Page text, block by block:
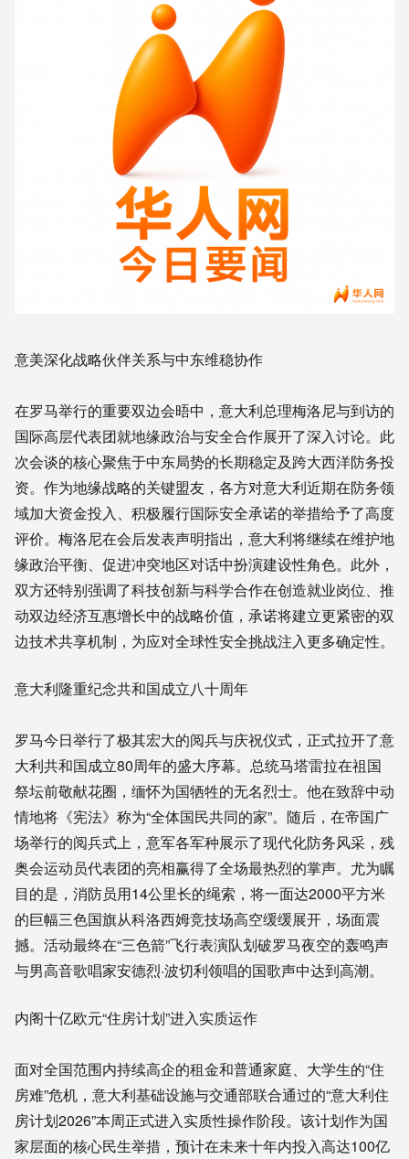
意美深化战略伙伴关系与中东维稳协作
在罗马举行的重要双边会晤中，意大利总理梅洛尼与到访的
国际高层代表团就地缘政治与安全合作展开了深入讨论。此
次会谈的核心聚焦于中东局势的长期稳定及跨大西洋防务投
资。作为地缘战略的关键盟友，各方对意大利近期在防务领
域加大资金投入、积极履行国际安全承诺的举措给予了高度
评价。梅洛尼在会后发表声明指出，意大利将继续在维护地
缘政治平衡、促进冲突地区对话中扮演建设性角色。此外，
双方还特别强调了科技创新与科学合作在创造就业岗位、推
动双边经济互惠增长中的战略价值，承诺将建立更紧密的双
边技术共享机制，为应对全球性安全挑战注入更多确定性。
意大利隆重纪念共和国成立八十周年
罗马今日举行了极其宏大的阅兵与庆祝仪式，正式拉开了意
大利共和国成立80周年的盛大序幕。总统马塔雷拉在祖国
祭坛前敬献花圈，缅怀为国牺牲的无名烈士。他在致辞中动
情地将《宪法》称为“全体国民共同的家”。随后，在帝国广
场举行的阅兵式上，意军各军种展示了现代化防务风采，残
奥会运动员代表团的亮相赢得了全场最热烈的掌声。尤为瞩
目的是，消防员用14公里长的绳索，将一面达2000平方米
的巨幅三色国旗从科洛西姆竞技场高空缓缓展开，场面震
撼。活动最终在“三色箭”飞行表演队划破罗马夜空的轰鸣声
与男高音歌唱家安德烈·波切利领唱的国歌声中达到高潮。
内阁十亿欧元“住房计划”进入实质运作
面对全国范围内持续高企的租金和普通家庭、大学生的“住
房难”危机，意大利基础设施与交通部联合通过的“意大利住
房计划2026”本周正式进入实质性操作阶段。该计划作为国
家层面的核心民生举措，预计在未来十年内投入高达100亿